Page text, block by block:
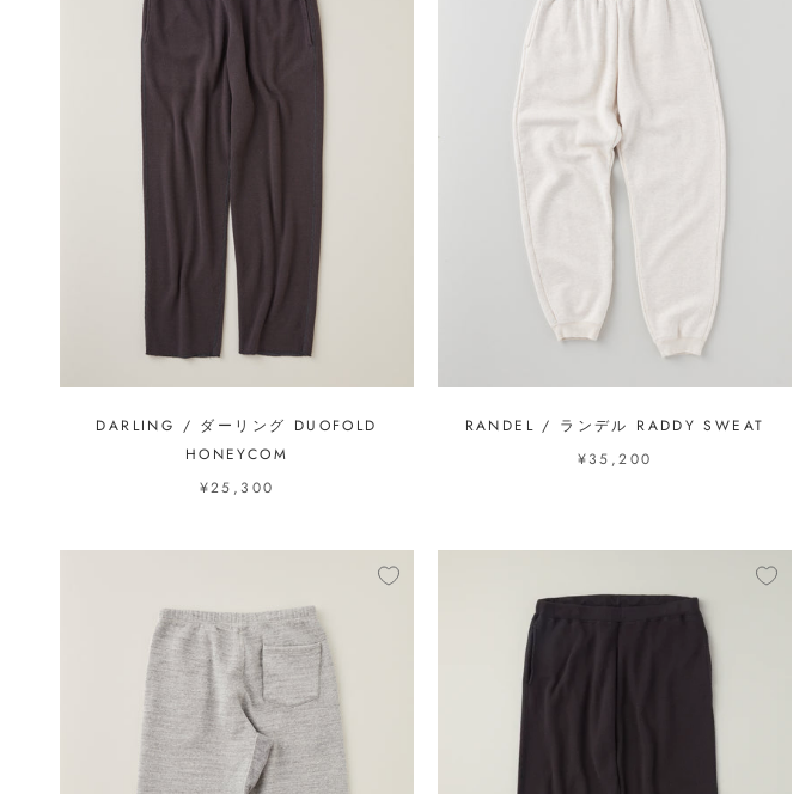
DARLING / ダーリング DUOFOLD
HONEYCOM
¥25,300
RANDEL / ランデル RADDY SWEAT
¥35,200